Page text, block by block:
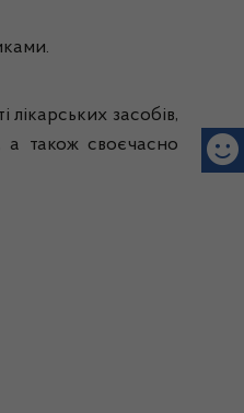
лікарських засобів,
а також своєчасно